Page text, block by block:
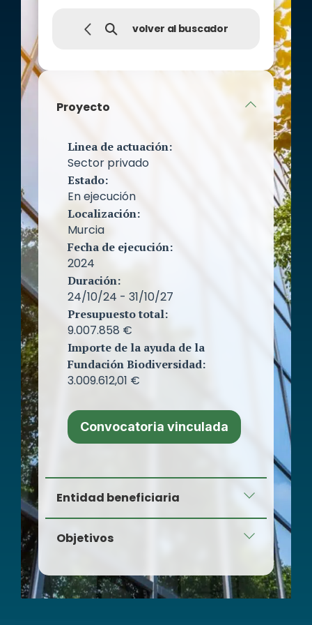
Proyecto
Linea de actuación:
Sector privado
Estado:
En ejecución
Localización:
Murcia
Fecha de ejecución:
2024
Duración:
24/10/24 - 31/10/27
Presupuesto total:
9.007.858 €
Importe de la ayuda de la
Fundación Biodiversidad:
3.009.612,01 €
Convocatoria vinculada
Entidad beneficiaria
Objetivos
disminuir el impacto ambiental del
proceso productivo en la fase final
volver al buscador